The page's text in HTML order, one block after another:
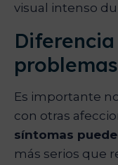
visual intenso
Es importante
con otras
síntomas
más serios que